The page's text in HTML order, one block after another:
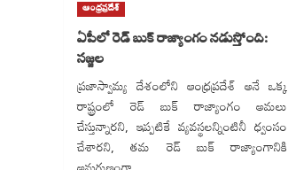
ఆంధ్రప్రదేశ్
ఏపీలో రెడ్ బుక్ రాజ్యాంగం నడుస్తోంది:
సజ్జల
ప్రజాస్వామ్య దేశంలోని ఆంధ్రప్రదేశ్ అనే ఒక్క
రాష్ట్రంలో రెడ్ బుక్ రాజ్యాంగం అమలు
చేస్తున్నారని, ఇప్పటికే వ్యవస్థలన్నింటినీ ధ్వంసం
చేశారని, తమ రెడ్ బుక్ రాజ్యాంగానికి